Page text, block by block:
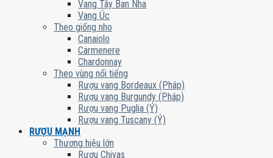
Vang Tây Ban Nha
Vang Úc
Theo giống nho
Canaiolo
Carmenere
Chardonnay
Theo vùng nổi tiếng
Rượu vang Bordeaux (Pháp)
Rượu vang Burgundy (Pháp)
Rượu vang Puglia (Ý)
Rượu vang Tuscany (Ý)
RƯỢU MẠNH
Thương hiệu lớn
Rượu Chivas